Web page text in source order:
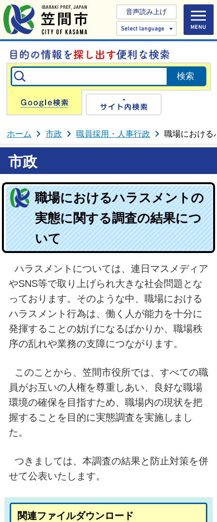
音声読み上げ
Select
Google検索
ホーム 市政 職員採用・人事行政 職場における
市政
職場におけるハラスメントの
実態に関する調査の結果につ
いて
ハラスメントについては、連日マスメディア
やSNS等で取り上げられ大きな社会問題とな
っております。そのような中、職場における
ハラスメント行為は、働く人が能力を十分に
発揮することの妨げになるばかりか、職場秩
序の乱れや業務の支障につながります。
このことから、笠間市役所では、すべての職
員がお互いの人権を尊重しあい、良好な職場
環境の確保を目指すため、職場内の現状を把
握することを目的に実態調査を実施しまし
た。
つきましては、本調査の結果と防止対策を併
せて公表いたします。
関連ファイルダウンロード